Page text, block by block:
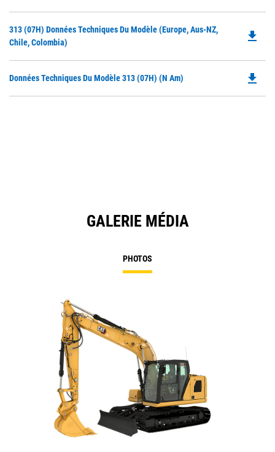
313 (07H) Données Techniques Du Modèle (Europe, Aus-NZ,
Chile, Colombia)
file_download
Données Techniques Du Modèle 313 (07H) (N Am) file_download
GALERIE MÉDIA
PHOTOS